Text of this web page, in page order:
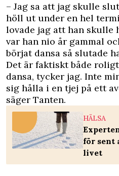
– Jag sa att jag skulle
höll ut under en hel
lovade jag att han skulle
var han nio år gammal
börjat dansa så slutade
Det är faktiskt både
dansa, tycker jag. Inte
sig hålla i en tjej på ett
säger Tanten.
HÄLSA
för sent
livet